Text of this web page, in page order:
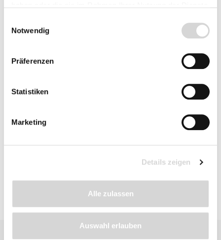
Notwendig
Präferenzen
Statistiken
Marketing
Details zeigen
Alle zulassen
Auswahl erlauben